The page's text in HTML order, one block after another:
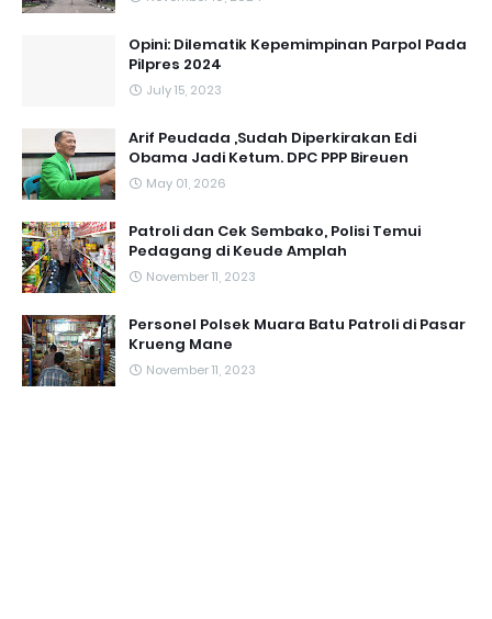
Opini: Dilematik Kepemimpinan Parpol Pada
Pilpres 2024
July 15, 2023
Arif Peudada ,Sudah Diperkirakan Edi
Obama Jadi Ketum. DPC PPP Bireuen
May 01, 2026
Patroli dan Cek Sembako, Polisi Temui
Pedagang di Keude Amplah
November 11, 2023
Personel Polsek Muara Batu Patroli di Pasar
Krueng Mane
November 11, 2023